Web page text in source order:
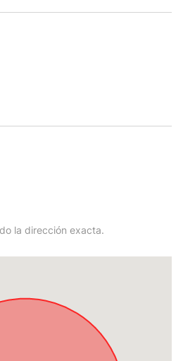
la dirección exacta.